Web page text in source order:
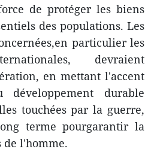
de protéger les biens
des populations. Les
particulier les
devraient
en mettant l'accent
durable
touchées par la guerre,
terme pourgarantir la
de l'homme.